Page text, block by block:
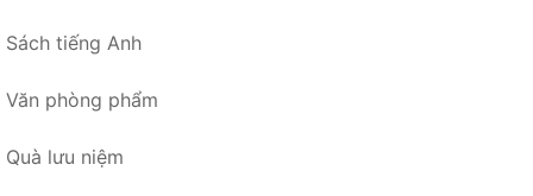
Sách tiếng Anh
Văn phòng phẩm
Quà lưu niệm